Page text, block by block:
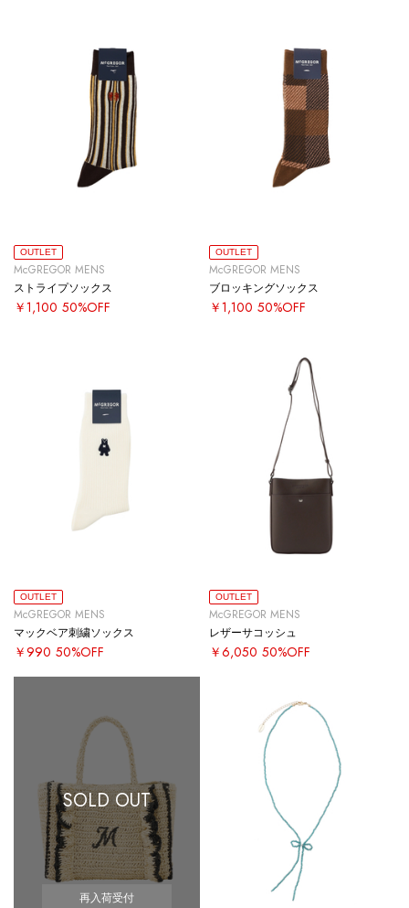
OUTLET
McGREGOR MENS
ストライプソックス
￥1,100 50%OFF
OUTLET
McGREGOR MENS
ブロッキングソックス
￥1,100 50%OFF
OUTLET
McGREGOR MENS
マックベア刺繍ソックス
￥990 50%OFF
OUTLET
McGREGOR MENS
レザーサコッシュ
￥6,050 50%OFF
SOLD OUT
再入荷受付